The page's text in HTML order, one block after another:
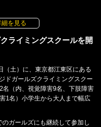
細を見る
ライミングスクールを開
（土）に、東京都江東区にある
ドガールズクライミングスクー
（内、視覚障害9名、下肢障害
1名）小学生から大人まで幅広
ガールズにも継続して参加し